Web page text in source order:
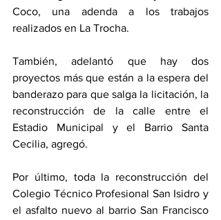
Coco, una adenda a los trabajos
realizados en La Trocha.
También, adelantó que hay dos
proyectos más que están a la espera del
banderazo para que salga la licitación, la
reconstrucción de la calle entre el
Estadio Municipal y el Barrio Santa
Cecilia, agregó.
Por último, toda la reconstrucción del
Colegio Técnico Profesional San Isidro y
el asfalto nuevo al barrio San Francisco